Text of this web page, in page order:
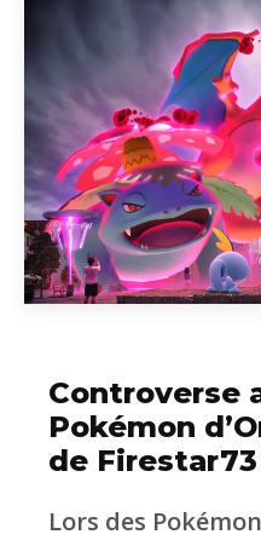
Controverse
Pokémon
de Firestar73
Lors des